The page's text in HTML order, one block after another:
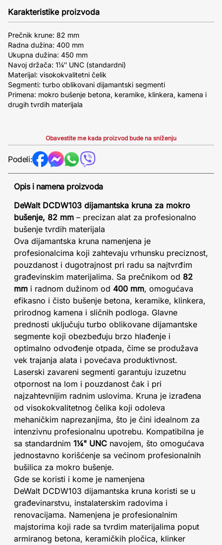
Karakteristike proizvoda
Prečnik krune: 82 mm
Radna dužina: 400 mm
Ukupna dužina: 450 mm
Navoj držača: 1¼″ UNC (standardni)
Materijal: visokokvalitetni čelik
Segmenti: turbo oblikovani dijamantski segmenti
Primena: mokro bušenje betona, keramike, klinkera, kamena i
drugih tvrdih materijala
Obavestite me kada proizvod bude na sniženju
Podeli:
Opis i namena proizvoda
DeWalt DCDW103 dijamantska kruna za mokro
bušenje, 82 mm – precizan alat za profesionalno
bušenje tvrdih materijala
Ova dijamantska kruna namenjena je
profesionalcima koji zahtevaju vrhunsku preciznost,
pouzdanost i dugotrajnost pri radu sa najtvrđim
građevinskim materijalima. Sa prečnikom od 82
mm i radnom dužinom od 400 mm, omogućava
efikasno i čisto bušenje betona, keramike, klinkera,
prirodnog kamena i sličnih podloga. Glavne
prednosti uključuju turbo oblikovane dijamantske
segmente koji obezbeđuju brzo hlađenje i
optimalno odvođenje otpada, čime se produžava
vek trajanja alata i povećava produktivnost.
Laserski zavareni segmenti garantuju izuzetnu
otpornost na lom i pouzdanost čak i pri
najzahtevnijim radnim uslovima. Kruna je izrađena
od visokokvalitetnog čelika koji odoleva
mehaničkim naprezanjima, što je čini idealnom za
intenzivnu profesionalnu upotrebu. Kompatibilna je
sa standardnim 1¼" UNC navojem, što omogućava
jednostavno korišćenje sa većinom profesionalnih
bušilica za mokro bušenje.
Gde se koristi i kome je namenjena
DeWalt DCDW103 dijamantska kruna koristi se u
građevinarstvu, instalaterskim radovima i
renovacijama. Namenjena je profesionalnim
majstorima koji rade sa tvrdim materijalima poput
armiranog betona, keramičkih pločica, klinker